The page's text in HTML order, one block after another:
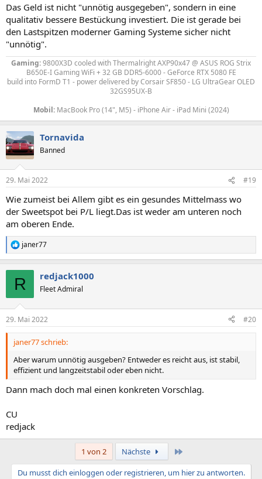
Das Geld ist nicht "unnötig ausgegeben", sondern in eine
qualitativ bessere Bestückung investiert. Die ist gerade bei
den Lastspitzen moderner Gaming Systeme sicher nicht
"unnötig".
Gaming:9800X3D cooled with Thermalright AXP90x47@ ASUS ROG Strix
B650E-I Gaming WiFi + 32 GB DDR5-6000 - GeForce RTX 5080 FE
build into FormD T1 - power delivered byCorsair SF850 - LG UltraGear OLED
32GS95UX-B
Mobil:MacBook Pro (14", M5) - iPhone Air - iPad Mini (2024)
Tornavida
Banned
29. Mai 2022 #19
Wie zumeist bei Allem gibt es ein gesundes Mittelmass wo
der Sweetspot bei P/L liegt.Das ist weder am unteren noch
am oberen Ende.
R
e
e
n
janer77
R redjack1000
Fleet Admiral
29. Mai 2022 #20
janer77 schrieb:
Aber warum unnötig ausgeben? Entweder es reicht aus, ist stabil,
effizient und langzeitstabil oder eben nicht.
Dann mach doch mal einen konkreten Vorschlag.
CU
redjack
1 von 2 Nächste
Du musst dich einloggen oder registrieren, um hier zu antworten.